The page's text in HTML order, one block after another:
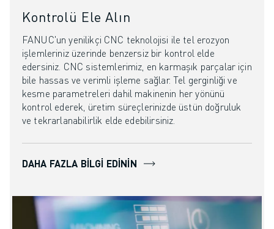
Kontrolü Ele Alın
FANUC'un yenilikçi CNC teknolojisi ile tel erozyon
işlemleriniz üzerinde benzersiz bir kontrol elde
edersiniz. CNC sistemlerimiz, en karmaşık parçalar için
bile hassas ve verimli işleme sağlar. Tel gerginliği ve
kesme parametreleri dahil makinenin her yönünü
kontrol ederek, üretim süreçlerinizde üstün doğruluk
ve tekrarlanabilirlik elde edebilirsiniz.
DAHA FAZLA BILGI EDININ